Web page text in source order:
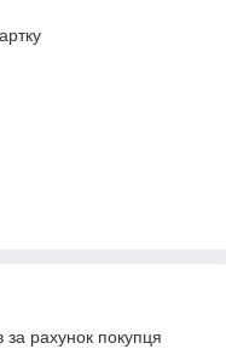
рахунок покупця